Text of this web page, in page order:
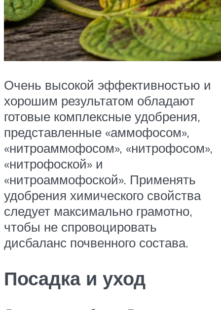
Очень высокой эффективностью и
хорошим результатом обладают
готовые комплексные удобрения,
представленные «аммофосом»,
«нитроаммофосом», «нитрофосом»,
«нитрофоской» и
«нитроаммофоской». Применять
удобрения химического свойства
следует максимально грамотно,
чтобы не спровоцировать
дисбаланс почвенного состава.
Посадка и уход